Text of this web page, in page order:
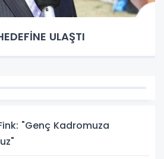
ULAŞTI
"Genç Kadromuza